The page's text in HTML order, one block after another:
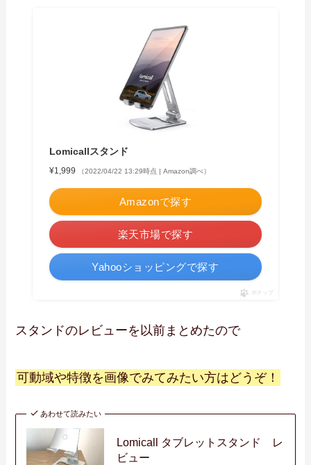
Lomicallスタンド
¥1,999 （2022/04/22 13:29時点 | Amazon調べ）
Amazonで探す
楽天市場で探す
Yahooショッピングで探す
ポチップ
スタンドのレビューを以前まとめたので
可動域や特徴を画像でみてみたい方はどうぞ！
あわせて読みたい
Lomicall タブレットスタンド レ
ビュー